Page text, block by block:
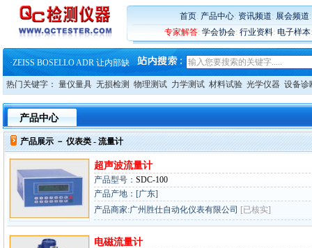
首页: 产品中心: 资讯频道: 展会频道
专家解答: 学会协会: 行业资料: 电子样本
大牌云集 买家升级 ——26
蔡司软件 | 高效变形分析能
铸就AI服务器质量动脉 – 高
·ZEISS BOSELLO ADR 让内部缺
·蔡司和亿纬锂能达成战略合作
·大牌云集 买家升级 ——26
热门关键字： 量仪量具 无损检测 物理测试 力学测试 材料试验 光学仪器 设备诊
产品中心
产品展示 － 仪表类 - 流量计
超声波流量计
产品型号： SDC-100
产品产地：[广东]
产品商家:广州胜仕自动化仪表有限公司 [已核实]
电磁流量计